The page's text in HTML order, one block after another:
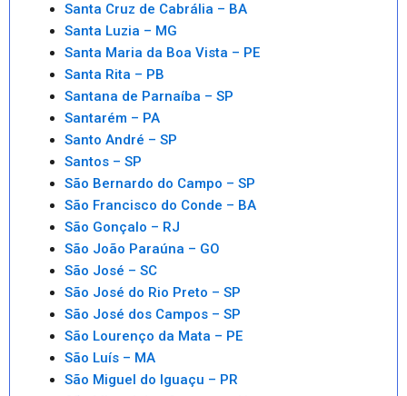
Santa Cruz de Cabrália – BA
Santa Luzia – MG
Santa Maria da Boa Vista – PE
Santa Rita – PB
Santana de Parnaíba – SP
Santarém – PA
Santo André – SP
Santos – SP
São Bernardo do Campo – SP
São Francisco do Conde – BA
São Gonçalo – RJ
São João Paraúna – GO
São José – SC
São José do Rio Preto – SP
São José dos Campos – SP
São Lourenço da Mata – PE
São Luís – MA
São Miguel do Iguaçu – PR